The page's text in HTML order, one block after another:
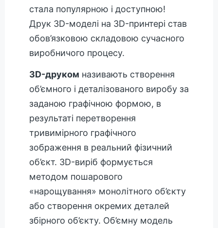
стала популярною і доступною!
Друк 3D-моделі на 3D-принтері став
обов’язковою складовою сучасного
виробничого процесу.
3D-друком називають створення
об’ємного і деталізованого виробу за
заданою графічною формою, в
результаті перетворення
тривимірного графічного
зображення в реальний фізичний
об’єкт. 3D-виріб формується
методом пошарового
«нарощування» монолітного об’єкту
або створення окремих деталей
збірного об’єкту. Об’ємну модель